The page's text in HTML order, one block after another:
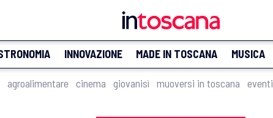
INNOVAZIONE MADE IN TOSCANA MUSICA
agroalimentare cinema giovanisì muoversi in toscana eventi